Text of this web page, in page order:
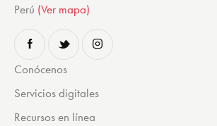
Perú (Ver mapa)
Conócenos
Servicios digitales
Recursos en línea